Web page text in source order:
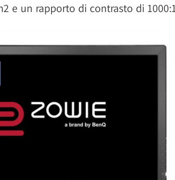
e un rapporto di contrasto di